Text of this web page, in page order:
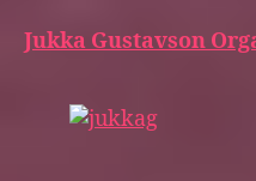
Jukka Gustavson